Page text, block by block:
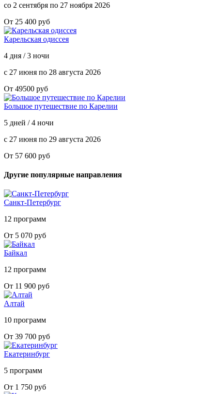
со 2 сентября по 27 ноября 2026
От 25 400 руб
Карельская одиссея
4 дня / 3 ночи
с 27 июня по 28 августа 2026
От 49500 руб
Большое путешествие по Карелии
5 дней / 4 ночи
с 27 июня по 29 августа 2026
От 57 600 руб
Другие популярные направления
Санкт-Петербург
12 программ
От 5 070 руб
Байкал
12 программ
От 11 900 руб
Алтай
10 программ
От 39 700 руб
Екатеринбург
5 программ
От 1 750 руб